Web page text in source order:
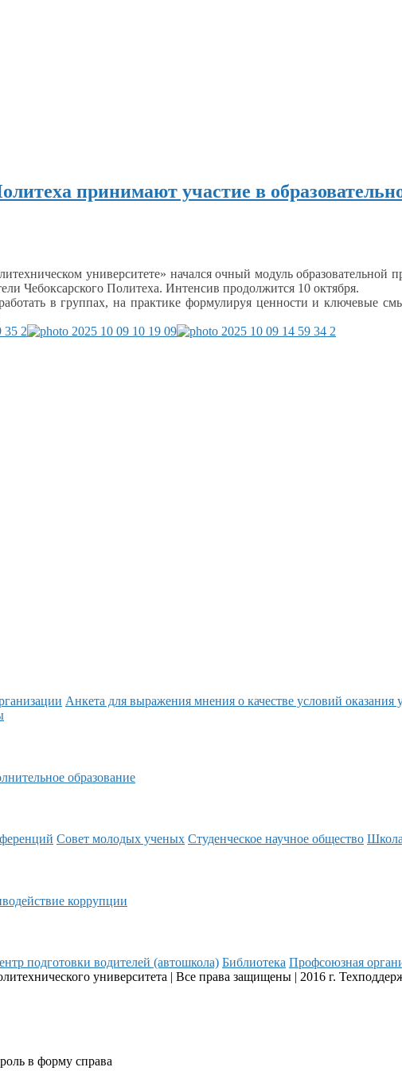
принимают участие в
университете» начался очный модуль
Чебоксарского Политеха. Интенсив продолжится 10 октября.
в группах, на практикеформулируя ценностии ключевые
Анкета для выражения мнения о качестве условий оказания
образование
Совет молодых ученых Студенческое научное общество
коррупции
подготовки водителей (автошкола) Библиотека Профсоюзная
университета | Все права защищены | 2016 г.
в форму справа